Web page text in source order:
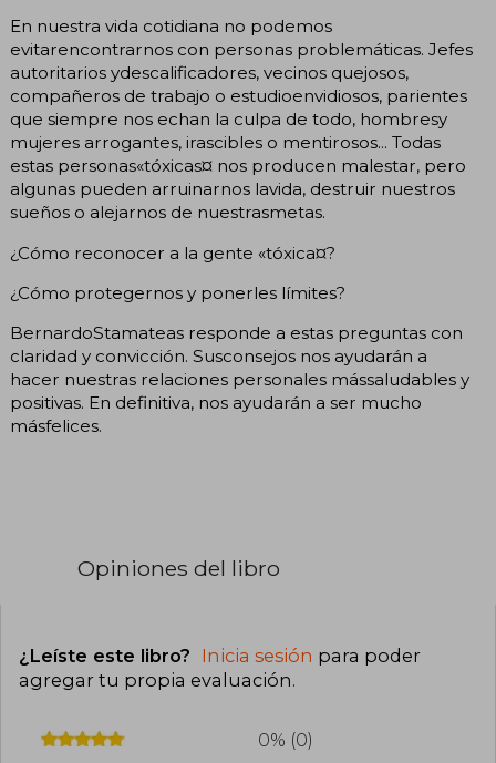
En nuestra vida cotidiana no podemos
evitarencontrarnos con personas problemáticas. Jefes
autoritarios ydescalificadores, vecinos quejosos,
compañeros de trabajo o estudioenvidiosos, parientes
que siempre nos echan la culpa de todo, hombresy
mujeres arrogantes, irascibles o mentirosos... Todas
estas personas«tóxicas¤ nos producen malestar, pero
algunas pueden arruinarnos lavida, destruir nuestros
sueños o alejarnos de nuestrasmetas.
¿Cómo reconocer a la gente «tóxica¤?
¿Cómo protegernos y ponerles límites?
BernardoStamateas responde a estas preguntas con
claridad y convicción. Susconsejos nos ayudarán a
hacer nuestras relaciones personales mássaludables y
positivas. En definitiva, nos ayudarán a ser mucho
másfelices.
Opiniones del libro
¿Leíste este libro? Inicia sesión para poder
agregar tu propia evaluación.
0% (0)